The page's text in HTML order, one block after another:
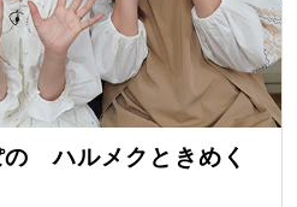
の ハルメクときめく